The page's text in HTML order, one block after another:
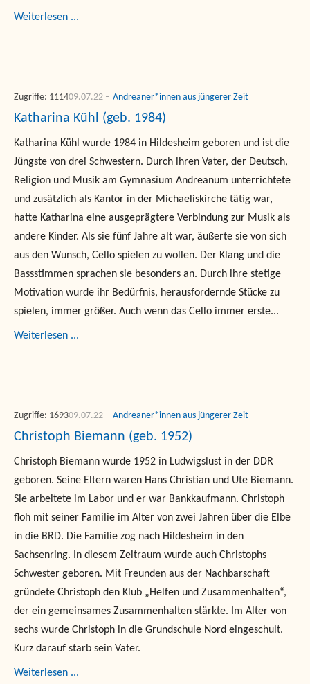
Weiterlesen ...
Katharina Kühl (geb. 1984)
Katharina Kühl wurde 1984 in Hildesheim geboren und ist die
Jüngste von drei Schwestern. Durch ihren Vater, der Deutsch,
Religion und Musik am Gymnasium Andreanum unterrichtete
und zusätzlich als Kantor in der Michaeliskirche tätig war,
hatte Katharina eine ausgeprägtere Verbindung zur Musik als
andere Kinder. Als sie fünf Jahre alt war, äußerte sie von sich
aus den Wunsch, Cello spielen zu wollen. Der Klang und die
Bassstimmen sprachen sie besonders an. Durch ihre stetige
Motivation wurde ihr Bedürfnis, herausfordernde Stücke zu
spielen, immer größer. Auch wenn das Cello immer erste...
Andreaner*innen aus jüngerer Zeit
09.07.22
Zugriffe: 1114
Weiterlesen ...
Christoph Biemann (geb. 1952)
Christoph Biemann wurde 1952 in Ludwigslust in der DDR
geboren. Seine Eltern waren Hans Christian und Ute Biemann.
Sie arbeitete im Labor und er war Bankkaufmann. Christoph
floh mit seiner Familie im Alter von zwei Jahren über die Elbe
in die BRD. Die Familie zog nach Hildesheim in den
Sachsenring. In diesem Zeitraum wurde auch Christophs
Schwester geboren. Mit Freunden aus der Nachbarschaft
gründete Christoph den Klub „Helfen und Zusammenhalten“,
der ein gemeinsames Zusammenhalten stärkte. Im Alter von
sechs wurde Christoph in die Grundschule Nord eingeschult.
Kurz darauf starb sein Vater.
Andreaner*innen aus jüngerer Zeit
09.07.22
Zugriffe: 1693
Weiterlesen ...